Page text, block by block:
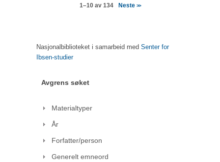
1–10 av 134 Neste >>
Nasjonalbiblioteket i samarbeid med Senter for
Ibsen-studier
Avgrens søket
Materialtyper
År
Forfatter/person
Generelt emneord